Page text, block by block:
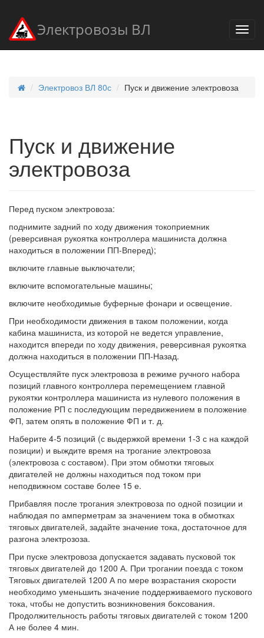
Электровозы ВЛ
Электровоз ВЛ 80с Пуск и движение электровоза
Пуск и движение
электровоза
Перед пуском электровоза:
поднимите задний по ходу движения токоприемник
(реверсивная рукоятка контроллера машиниста должна
находиться в положении ПП-Вперед);
включите главные выключатели;
включите вспомогательные машины;
включите необходимые буферные фонари и освещение.
При необходимости движения в таком положении, когда
кабина машиниста, из которой не ведется управление,
находится впереди по ходу движения, реверсивная рукоятка
должна находиться в положении ПП-Назад.
Осуществляйте пуск электровоза в режиме ручного набора
позиций главного контроллера перемещением главной
рукоятки контроллера машиниста из нулевого положения в
положение РП с последующим передвижением в положение
ФП, затем опять в положение ФП и т. д.
Наберите 4-5 позиций (с выдержкой времени 1-3 с на каждой
позиции) и выждите время на трогание электровоза
(электровоза с составом). При этом обмотки тяговых
двигателей не должны находиться под током при
неподвижном составе более 15 е.
Прибавляя после трогания электровоза по одной позиции и
наблюдая по амперметрам за значением тока в обмотках
тяговых двигателей, задайте значение тока, достаточное для
разгона электрозоза.
При пуске электровоза допускается задавать пусковой ток
тяговых двигателей до 1200 А. При трогании поезда с током
Тяговых двигателей 1200 А по мере возрастания скорости
необходимо уменьшить значение поддерживаемого пускового
тока, чтобы не допустить возникновения боксования.
Продолжительность работы тяговых двигателей с током 1200
А не более 4 мин.